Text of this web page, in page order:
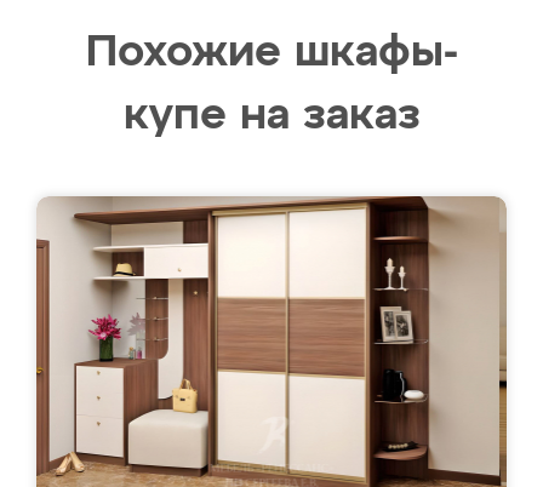
Похожие шкафы-
купе на заказ